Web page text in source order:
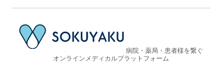
病院・薬局・患者様を繋ぐ
オンラインメディカルプラットフォーム